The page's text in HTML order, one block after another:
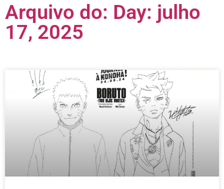
Arquivo do: Day: julho
17, 2025